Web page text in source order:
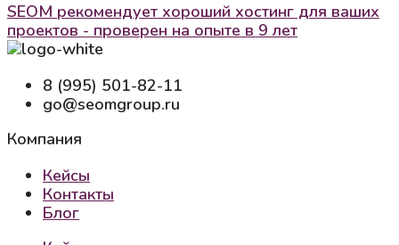
SEOM рекомендует хороший хостинг для ваших
проектов - проверен на опыте в 9 лет
8 (995) 501-82-11
go@seomgroup.ru
Компания
Кейсы
Контакты
Блог